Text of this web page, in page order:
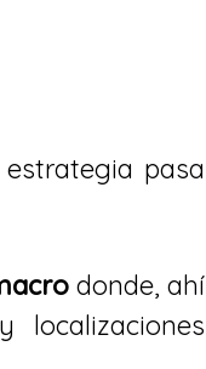
pasa
donde, ahí
localizaciones